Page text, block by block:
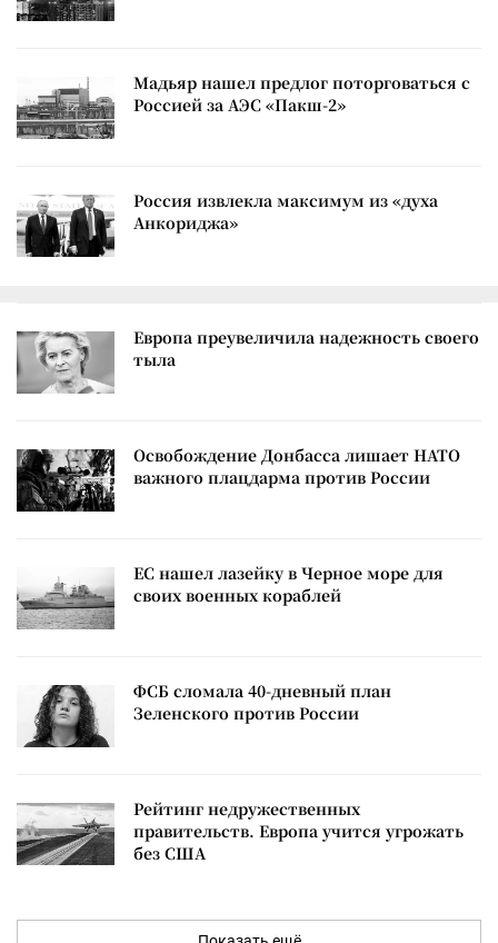
Мадьяр нашел предлог поторговаться с
Россией за АЭС «Пакш-2»
Россия извлекла максимум из «духа
Анкориджа»
Европа преувеличила надежность своего
тыла
Освобождение Донбасса лишает НАТО
важного плацдарма против России
ЕС нашел лазейку в Черное море для
своих военных кораблей
ФСБ сломала 40-дневный план
Зеленского против России
Рейтинг недружественных
правительств. Европа учится угрожать
без США